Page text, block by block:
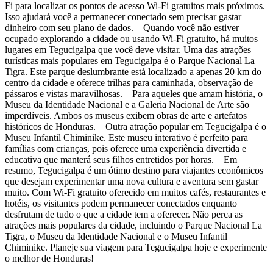
Fi para localizar os pontos de acesso Wi-Fi gratuitos mais próximos.
Isso ajudará você a permanecer conectado sem precisar gastar
dinheiro com seu plano de dados. Quando você não estiver
ocupado explorando a cidade ou usando Wi-Fi gratuito, há muitos
lugares em Tegucigalpa que você deve visitar. Uma das atrações
turísticas mais populares em Tegucigalpa é o Parque Nacional La
Tigra. Este parque deslumbrante está localizado a apenas 20 km do
centro da cidade e oferece trilhas para caminhada, observação de
pássaros e vistas maravilhosas. Para aqueles que amam história, o
Museu da Identidade Nacional e a Galeria Nacional de Arte são
imperdíveis. Ambos os museus exibem obras de arte e artefatos
históricos de Honduras. Outra atração popular em Tegucigalpa é o
Museu Infantil Chiminike. Este museu interativo é perfeito para
famílias com crianças, pois oferece uma experiência divertida e
educativa que manterá seus filhos entretidos por horas. Em
resumo, Tegucigalpa é um ótimo destino para viajantes econômicos
que desejam experimentar uma nova cultura e aventura sem gastar
muito. Com Wi-Fi gratuito oferecido em muitos cafés, restaurantes e
hotéis, os visitantes podem permanecer conectados enquanto
desfrutam de tudo o que a cidade tem a oferecer. Não perca as
atrações mais populares da cidade, incluindo o Parque Nacional La
Tigra, o Museu da Identidade Nacional e o Museu Infantil
Chiminike. Planeje sua viagem para Tegucigalpa hoje e experimente
o melhor de Honduras!